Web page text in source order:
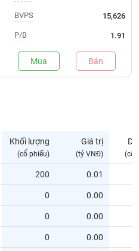
BVPS 15,626
P/B 1.91
Mua Bán
Khối lượng
(cổ phiếu)
Giá trị
(tỷ VNĐ) (cổ
200 0.01
0 0.00
0 0.00
0 0.00